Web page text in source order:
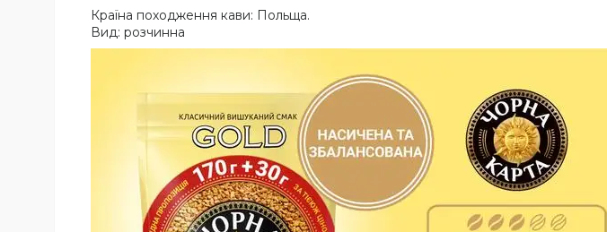
Країна походження кави: Польща.
Вид: розчинна